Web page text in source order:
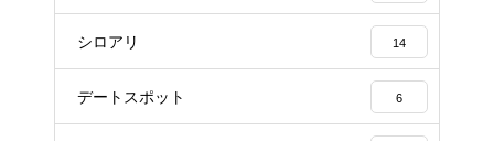
シロアリ 14
デートスポット 6